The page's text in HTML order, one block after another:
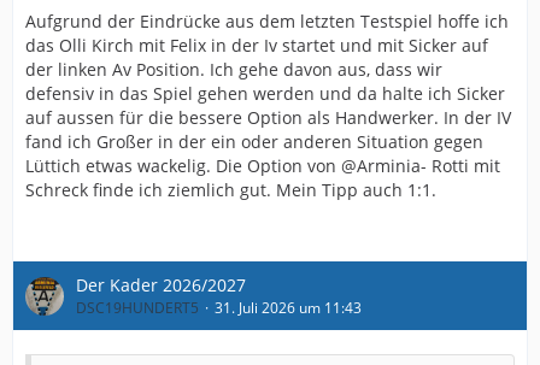
Aufgrund der Eindrücke aus dem letzten Testspiel hoffe ich
das Olli Kirch mit Felix in der Iv startet und mit Sicker auf
der linken Av Position. Ich gehe davon aus, dass wir
defensiv in das Spiel gehen werden und da halte ich Sicker
auf aussen für die bessere Option als Handwerker. In der IV
fand ich Großer in der ein oder anderen Situation gegen
Lüttich etwas wackelig. Die Option von @Arminia- Rotti mit
Schreck finde ich ziemlich gut. Mein Tipp auch 1:1.
Der Kader 2026/2027
DSC19HUNDERT5 31. Juli 2026 um 11:43